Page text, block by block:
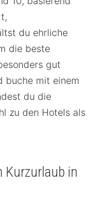
du ehrliche
die beste
gut
buche mit einem
du die
zu den Hotels als
Kurzurlaub in